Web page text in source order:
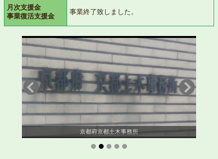
月次支援金
事業復活支援金
事業終了致しました。
京都府京都土木事務所